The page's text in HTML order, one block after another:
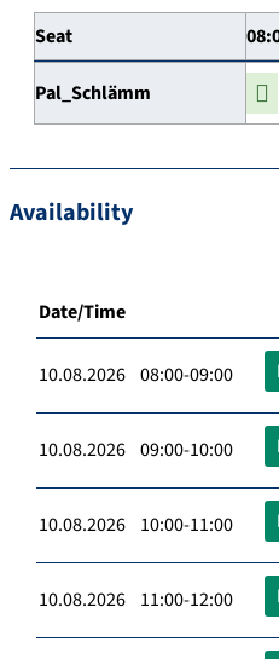
Seat
Pal_Schlämm
Availability
Date/Time
10.08.2026 08:00-09:00
10.08.2026 09:00-10:00
10.08.2026 10:00-11:00
10.08.2026 11:00-12:00